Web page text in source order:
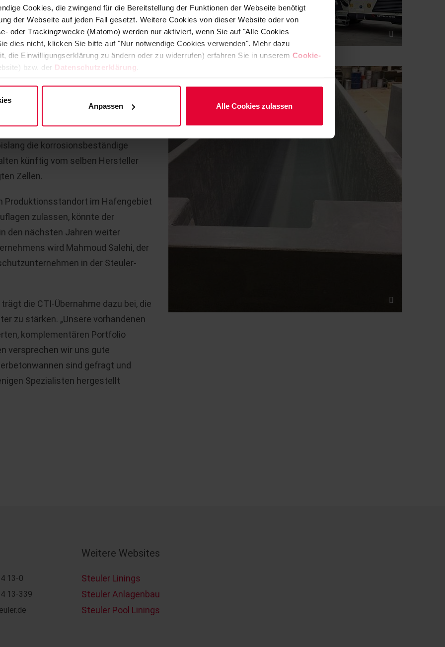
Cookies, die zwingend für die Bereitstellung der Funktionen der Webseite benötigt
der Webseite auf jeden Fall gesetzt. Weitere Cookies von dieser Website oder von
oder Trackingzwecke (Matomo) werden nur aktiviert, wenn Sie auf "Alle Cookies
dies nicht, klicken Sie bitte auf "Nur notwendige Cookies verwenden". Mehr dazu
die Einwilligungserklärung zu ändern oder zu widerrufen) erfahren Sie in unserem Cookie-
bzw. der Datenschutzerklärung
Anpassen Alle Cookies zulassen
mit 4 bis 9 Metern Länge.
benötigt. Hier kommen
12 Meter lang und 25 Tonnen
eingearbeitete Glasfaserstäbe,
der Kolosse möglich machen.
Steuler sein
aus der Minen- und Nicht-
die korrosionsbeständige
künftig vom selben Hersteller
Zellen.
Produktionsstandort im Hafengebiet
zulassen, könnte der
den nächsten Jahren weiter
wird Mahmoud Salehi, der
in der Steuler-
die CTI-Übernahme dazu bei, die
zu stärken. „Unsere vorhandenen
komplementären Portfolio
versprechen wir uns gute
sind gefragt und
Spezialisten hergestellt
13-0
13-339
Weitere Websites
Steuler Linings
Steuler Anlagenbau
Steuler Pool Linings